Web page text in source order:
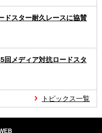
ドスター耐久レースに協賛
回メディア対抗ロードスタ
トピックス一覧